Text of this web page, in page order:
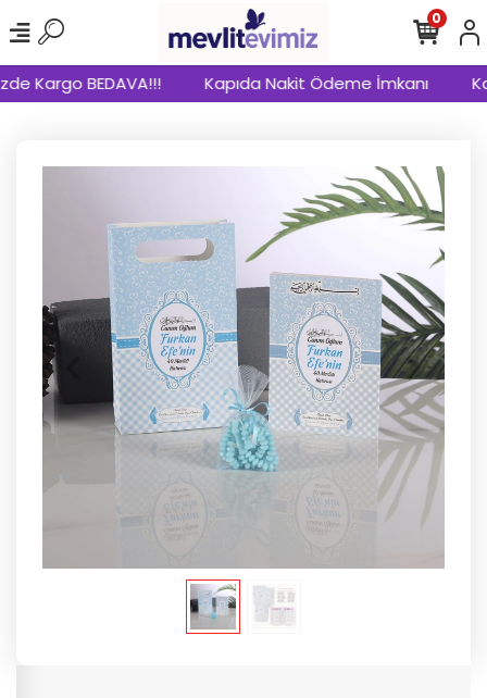
Kargo BEDAVA!!! Kapıda Nakit Ödeme İmkanı
0